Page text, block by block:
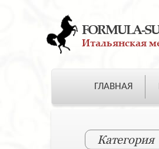
FORMULA-
Итальянская
ГЛАВНАЯ
Категория